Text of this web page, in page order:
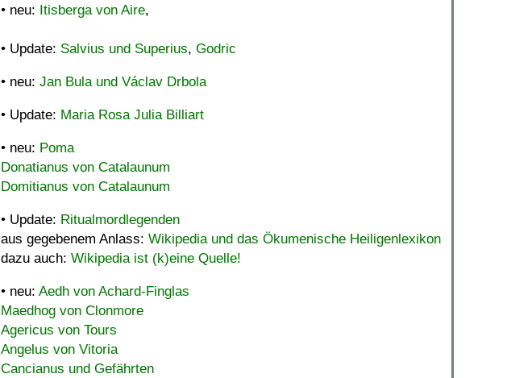
• neu: Itisberga von Aire,
• Update: Salvius und Superius, Godric
• neu: Jan Bula und Václav Drbola
• Update: Maria Rosa Julia Billiart
• neu: Poma
Donatianus von Catalaunum
Domitianus von Catalaunum
• Update: Ritualmordlegenden
aus gegebenem Anlass: Wikipedia und das Ökumenische Heiligenlexikon
dazu auch: Wikipedia ist (k)eine Quelle!
• neu: Aedh von Achard-Finglas
Maedhog von Clonmore
Agericus von Tours
Angelus von Vitoria
Cancianus und Gefährten